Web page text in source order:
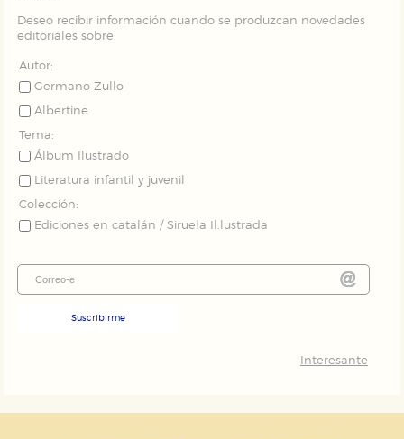
Deseo recibir información cuando se produzcan novedades
editoriales sobre:
Autor:
Germano Zullo
Albertine
Tema:
Álbum Ilustrado
Literatura infantil y juvenil
Colección:
Ediciones en catalán / Siruela Il.lustrada
Suscribirme
Interesante